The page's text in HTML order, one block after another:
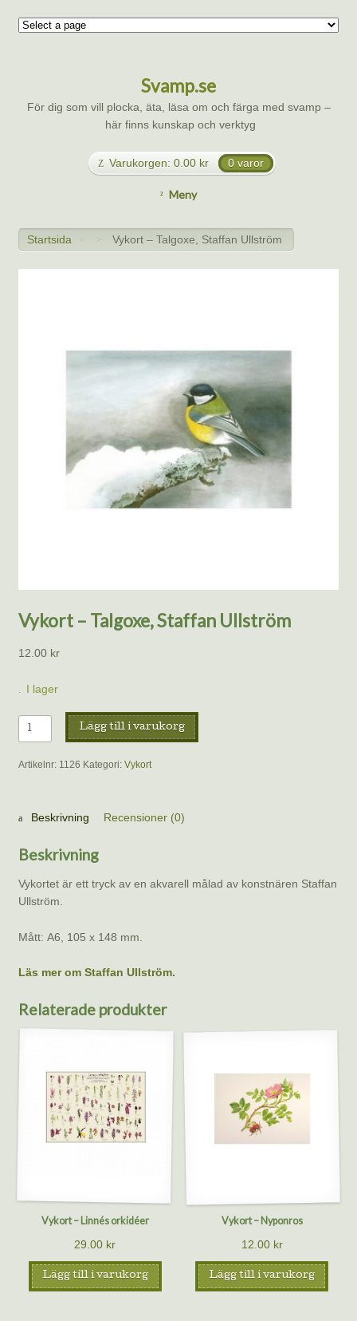
Svamp.se
För dig som vill plocka, äta, läsa om och färga med svamp –
här finns kunskap och verktyg
Varukorgen: 0.00 kr 0 varor
Meny
Startsida > > Vykort – Talgoxe, Staffan Ullström
Vykort – Talgoxe, Staffan Ullström
12.00 kr
I lager
Vykort
–
Talgoxe,
mängd
Lägg till i varukorg
Artikelnr: 1126 Kategori: Vykort
Beskrivning Recensioner (0)
Beskrivning
Vykortet är ett tryck av en akvarell målad av konstnären Staffan
Ullström.
Mått: A6, 105 x 148 mm.
Läs mer om Staffan Ullström.
Relaterade produkter
Vykort – Linnés orkidéer
29.00 kr
Lägg till i varukorg
Vykort – Nyponros
12.00 kr
Lägg till i varukorg